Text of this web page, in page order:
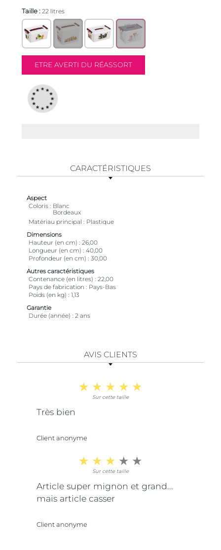
Taille : 22 litres
CARACTÉRISTIQUES
Aspect
Coloris
Blanc
Bordeaux
Matériau principal
Plastique
Dimensions
Hauteur (en cm)
26,00
Longueur (en cm)
40,00
Profondeur (en cm)
30,00
Autres caractéristiques
Contenance (en litres)
22,00
Pays de fabrication
Pays-Bas
Poids (en kg)
1,13
Garantie
Durée (année)
2 ans
AVIS CLIENTS
Sur cette taille
Très bien
Client anonyme
Sur cette taille
Article super mignon et grand...
mais article casser
Client anonyme